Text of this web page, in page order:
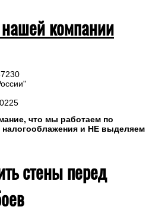
компании
что мы работаем по
и НЕ выделяем
стены перед